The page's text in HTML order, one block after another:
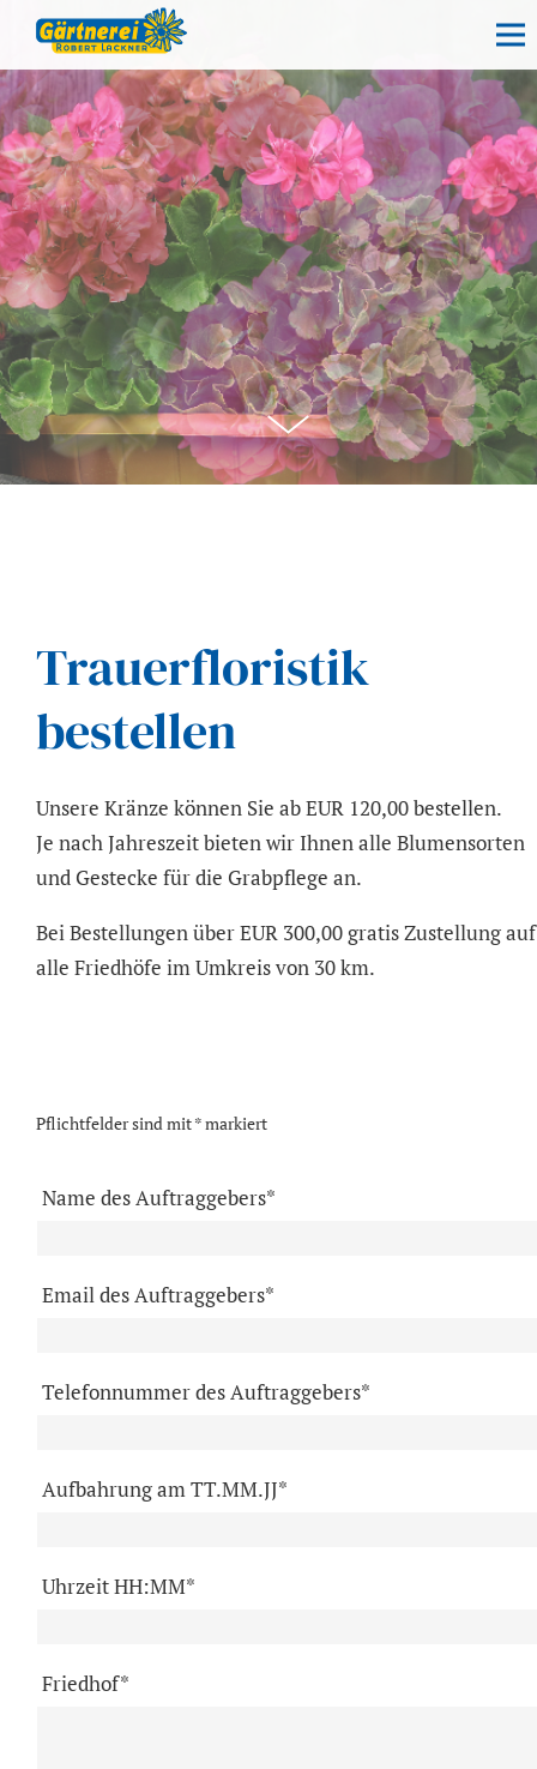
Trauerfloristik
bestellen
Unsere Kränze können Sie ab EUR 120,00 bestellen.
Je nach Jahreszeit bieten wir Ihnen alle Blumensorten
und Gestecke für die Grabpflege an.
Bei Bestellungen über EUR 300,00 gratis Zustellung auf
alle Friedhöfe im Umkreis von 30 km.
Pflichtfelder sind mit * markiert
Name des Auftraggebers*
Email des Auftraggebers*
Telefonnummer des Auftraggebers*
Aufbahrung am TT.MM.JJ*
Uhrzeit HH:MM*
Friedhof*